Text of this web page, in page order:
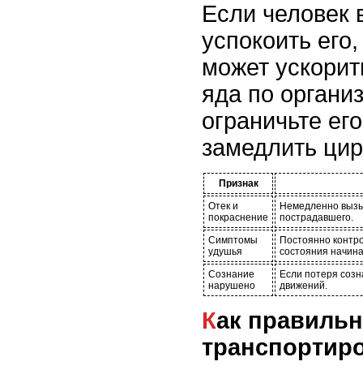
Если человек
успокоить
может
яда по
ограничьте
замедлить
Признак
Отек и
покраснение
Немедленно
пострадавшего.
Симптомы
удушья
Постоянно
состояния
Сознание
нарушено
Если потеря
движений.
Как правильно